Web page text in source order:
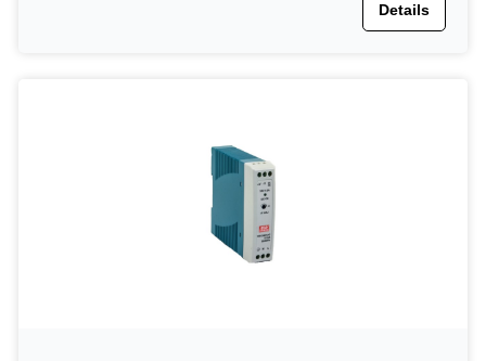
Details